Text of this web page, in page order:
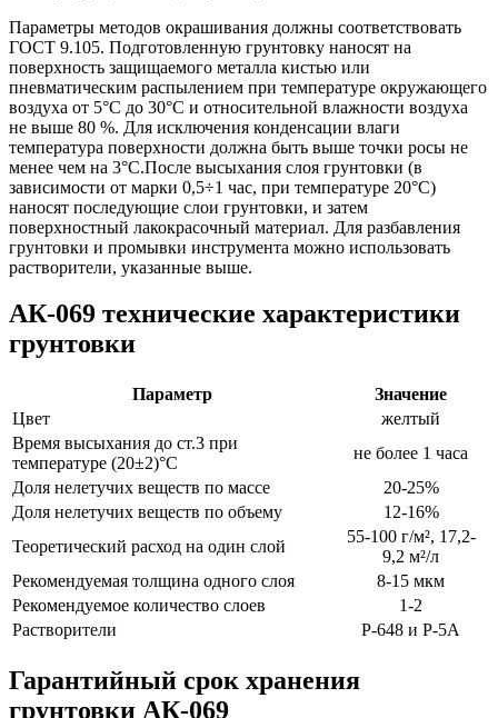
Параметры методов окрашивания должны соответствовать
ГОСТ 9.105. Подготовленную грунтовку наносят на
поверхность защищаемого металла кистью или
пневматическим распылением при температуре окружающего
воздуха от 5°C до 30°C и относительной влажности воздуха
не выше 80 %. Для исключения конденсации влаги
температура поверхности должна быть выше точки росы не
менее чем на 3°C.После высыхания слоя грунтовки (в
зависимости от марки 0,5÷1 час, при температуре 20°C)
наносят последующие слои грунтовки, и затем
поверхностный лакокрасочный материал. Для разбавления
грунтовки и промывки инструмента можно использовать
растворители, указанные выше.
АК-069 технические характеристики
грунтовки
Параметр
Значение
Цвет
желтый
Время высыхания до ст.3 при
температуре (20±2)°C
не более 1 часа
Доля нелетучих веществ по массе
20-25%
Доля нелетучих веществ по объему
12-16%
Теоретический расход на один слой
55-100 г/м², 17,2-
9,2 м²/л
Рекомендуемая толщина одного слоя
8-15 мкм
Рекомендуемое количество слоев
1-2
Растворители
Р-648 и Р-5А
Гарантийный срок хранения
грунтовки АК-069